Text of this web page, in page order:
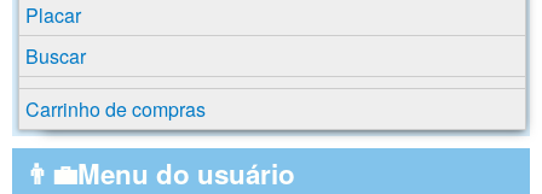
Placar
Buscar
Carrinho de compras
👨‍💼Menu do usuário